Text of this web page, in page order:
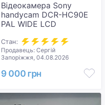
Відеокамера Sony
handycam DCR-HC90E
PAL WIDE LCD
Стан:
Продавець: Сергій
Запоріжжя, 04.08.2026
9 000 грн